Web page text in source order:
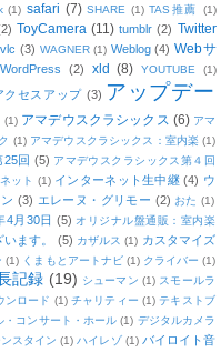
(1) safari (7) SHARE (1) TAS推薦
(1)
ToyCamera (11) tumblr (2) Twitter
vlc (3) WAGNER (1) Weblog (4) Webサ
WordPress (2) xld (8) YOUTUBE (1)
クセスアップ (3) アップデー
(1) アマデウスクラシックス (6) アマ
(1) アマデウスクラシックス：室内楽 (1)
25回 (5) アマデウスクラシックス第４回
ット (1) インターネット生中継 (4) ウ
(3) エレーヌ・グリモー (2) おた (1)
4月30日 (5) オリジナル盤通販：室内楽
ます。 (5) カザルス (1) カスタマイズ
(1) くまもとアートナビ (1) クライバー (1)
記録 (19) シューマン (1) スモールラ
ンロード (1) チャリティー (1) テキストブ
・コンサート・ホール (1) デジタルカメラ
スタイン (1) ハイレゾ (1) バイロイト音